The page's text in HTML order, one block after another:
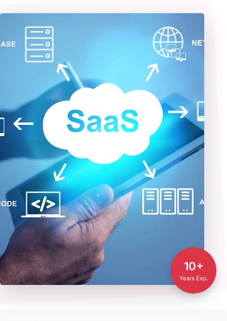
10+
Years Exp.